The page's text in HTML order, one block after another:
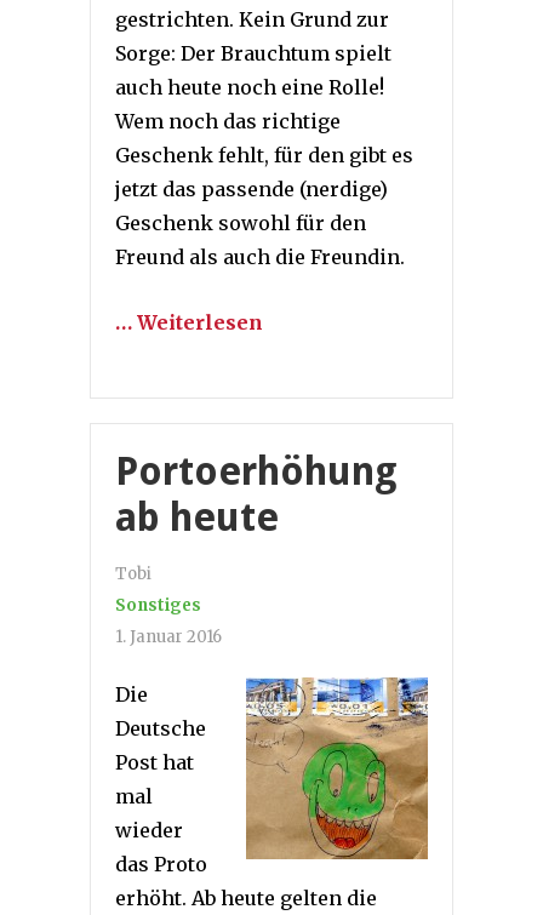
gestrichten. Kein Grund zur
Sorge: Der Brauchtum spielt
auch heute noch eine Rolle!
Wem noch das richtige
Geschenk fehlt, für den gibt es
jetzt das passende (nerdige)
Geschenk sowohl für den
Freund als auch die Freundin.
… Weiterlesen
Portoerhöhung
ab heute
Tobi
Sonstiges
1. Januar 2016
Die
Deutsche
Post hat
mal
wieder
das Proto
erhöht. Ab heute gelten die